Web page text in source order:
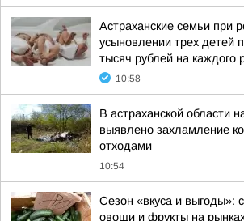
Астраханские семьи при
усыновлении трех детей
тысяч рублей на каждого
10:58
В астраханской области
выявлено захламление
отходами
10:54
Сезон «вкуса и выгоды»:
овощи и фрукты на